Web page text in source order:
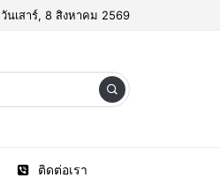
วันเสาร์, 8 สิงหาคม 2569
ติดต่อเรา